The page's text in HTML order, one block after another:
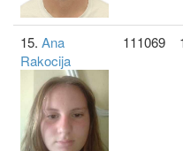
15. Ana
Rakocija
111069